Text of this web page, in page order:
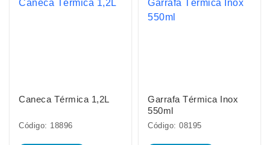
Caneca Térmica 1,2L
Código: 18896
Garrafa Térmica Inox
550ml
Código: 08195